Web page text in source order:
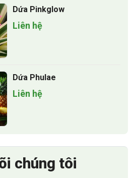
Dứa Pinkglow
Liên hệ
Dứa Phulae
Liên hệ
chúng tôi